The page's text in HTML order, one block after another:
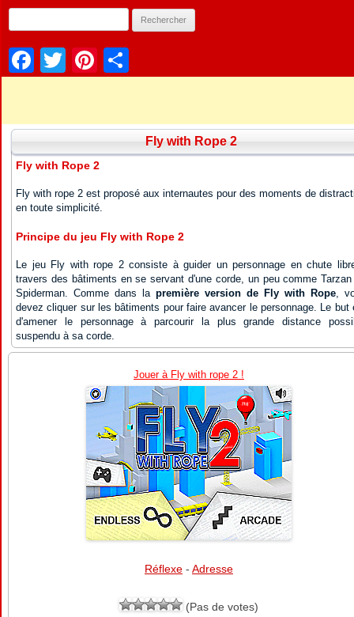
Facebook
TwitterPinterest
Fly with Rope 2
Fly with Rope 2
Fly with rope 2 est proposé aux internautes pour des moments de
en toute simplicité.
Principe du jeu Fly with Rope 2
Le jeu Fly with rope 2 consiste à guider un personnage en chute
travers des bâtiments en se servant d'une corde, un peu comme Tarzan
Spiderman. Comme dans la première version de Fly with Rope,
devez cliquer sur les bâtiments pour faire avancer le personnage. Le but
d'amener le personnage à parcourir la plus grande distance
suspendu à sa corde.
Jouer à Fly with rope 2 !
Réflexe - Adresse
(Pas de votes)